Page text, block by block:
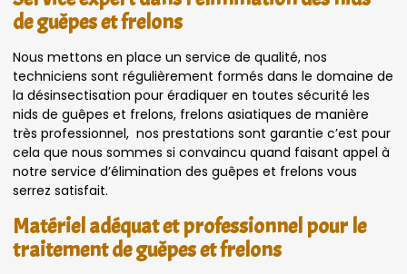
de guêpes et frelons
Nous mettons en place un service de qualité, nos
techniciens sont régulièrement formés dans le domaine de
la désinsectisation pour éradiquer en toutes sécurité les
nids de guêpes et frelons, frelons asiatiques de manière
très professionnel, nos prestations sont garantie c’est pour
cela que nous sommes si convaincu quand faisant appel à
notre service d’élimination des guêpes et frelons vous
serrez satisfait.
Matériel adéquat et professionnel pour le
traitement de guêpes et frelons